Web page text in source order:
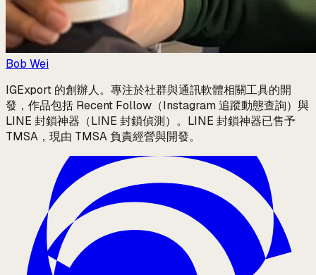
Bob Wei
IGExport 的創辦人。專注於社群與通訊軟體相關工具的開
發，作品包括 Recent Follow（Instagram 追蹤動態查詢）與
LINE 封鎖神器（LINE 封鎖偵測）。LINE 封鎖神器已售予
TMSA，現由 TMSA 負責經營與開發。